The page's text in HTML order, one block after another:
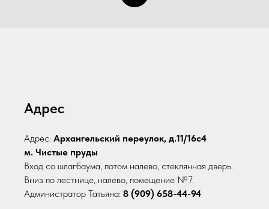
Адрес
Адрес: Архангельский переулок, д.11/16с4
м. Чистые пруды
Вход со шлагбаума, потом налево, стеклянная дверь.
Вниз по лестнице, налево, помещение №7.
Администратор Татьяна: 8 (909) 658-44-94